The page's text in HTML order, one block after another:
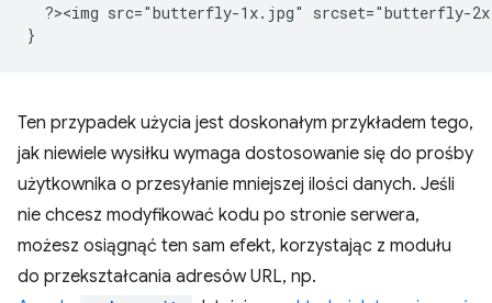
?><img src="butterfly-1x.jpg" srcset="butterfly-
}
Ten przypadek użycia jest doskonałym przykładem tego,
jak niewiele wysiłku wymaga dostosowanie się do prośby
użytkownika o przesyłanie mniejszej ilości danych. Jeśli
nie chcesz modyfikować kodu po stronie serwera,
możesz osiągnąć ten sam efekt, korzystając z modułu
do przekształcania adresów URL, np.